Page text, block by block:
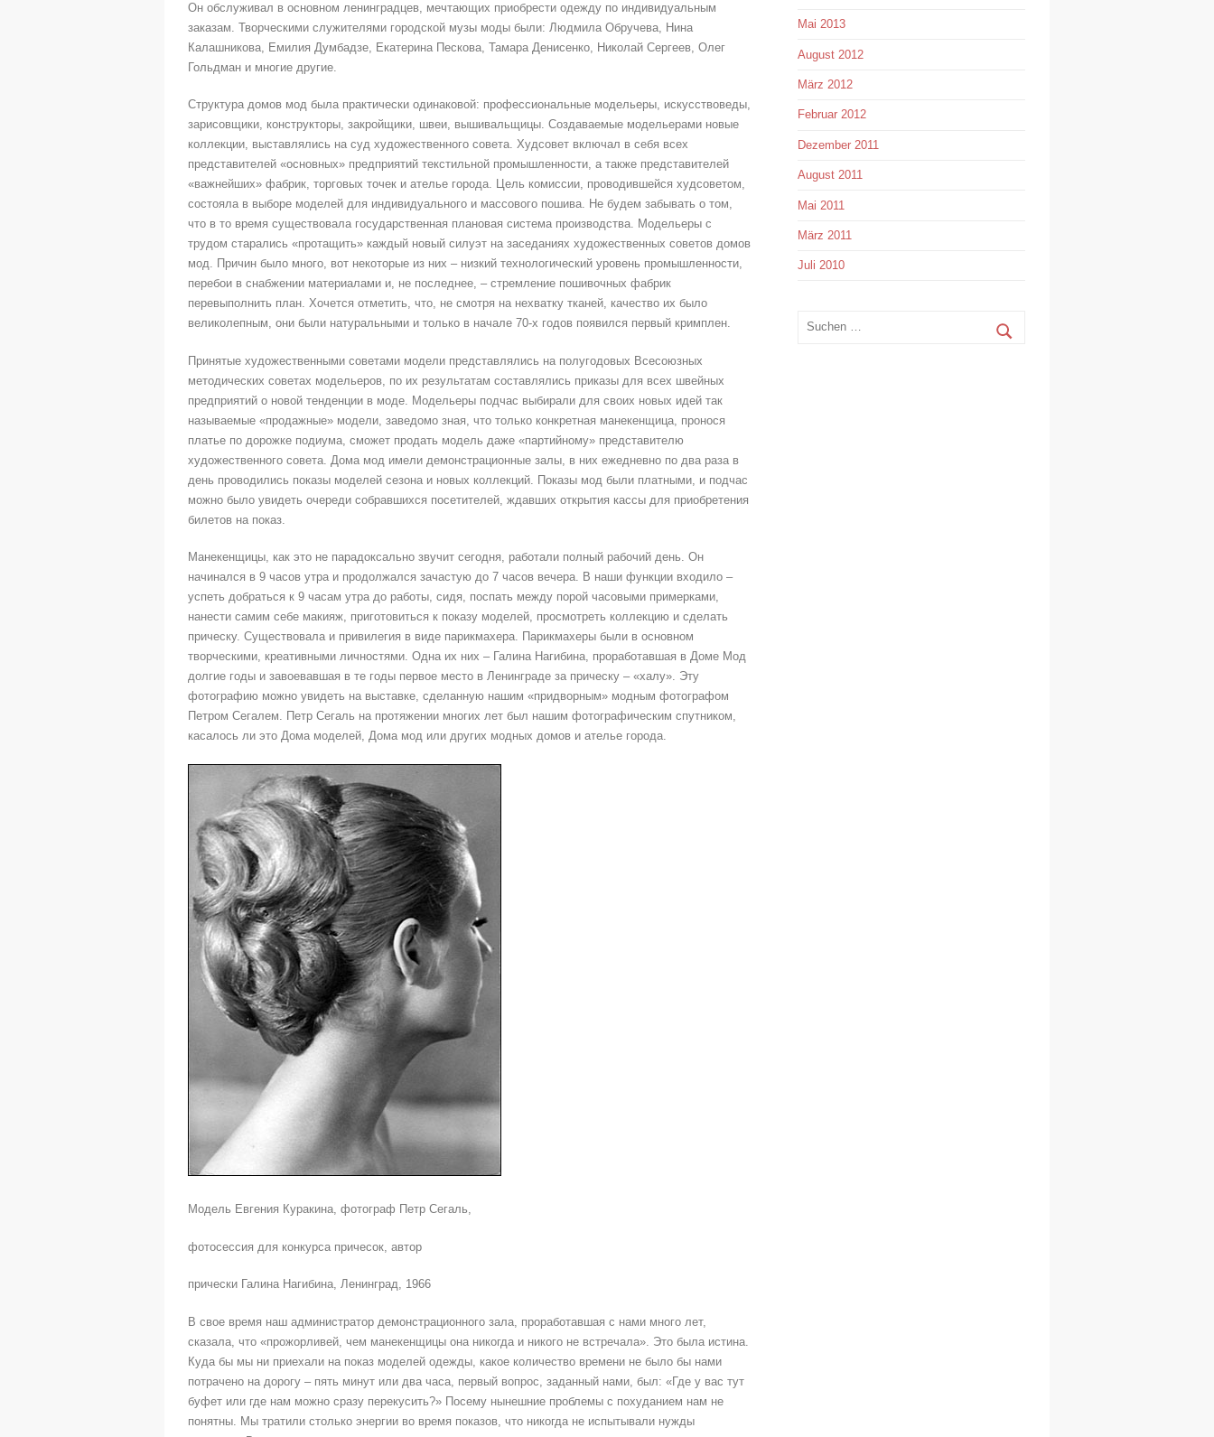
Он обслуживал в основном ленинградцев, мечтающих приобрести одежду по индивидуальным
заказам. Творческими служителями городской музы моды были: Людмила Обручева, Нина
Калашникова, Емилия Думбадзе, Екатерина Пескова, Тамара Денисенко, Николай Сергеев, Олег
Гольдман и многие другие.
Структура домов мод была практически одинаковой: профессиональные модельеры, искусствоведы,
зарисовщики, конструкторы, закройщики, швеи, вышивальщицы. Создаваемые модельерами новые
коллекции, выставлялись на суд художественного совета. Худсовет включал в себя всех
представителей «основных» предприятий текстильной промышленности, а также представителей
«важнейших» фабрик, торговых точек и ателье города. Цель комиссии, проводившейся худсоветом,
состояла в выборе моделей для индивидуального и массового пошива. Не будем забывать о том,
что в то время существовала государственная плановая система производства. Модельеры с
трудом старались «протащить» каждый новый силуэт на заседаниях художественных советов домов
мод. Причин было много, вот некоторые из них – низкий технологический уровень промышленности,
перебои в снабжении материалами и, не последнее, – стремление пошивочных фабрик
перевыполнить план. Хочется отметить, что, не смотря на нехватку тканей, качество их было
великолепным, они были натуральными и только в начале 70-х годов появился первый кримплен.
Принятые художественными советами модели представлялись на полугодовых Всесоюзных
методических советах модельеров, по их результатам составлялись приказы для всех швейных
предприятий о новой тенденции в моде. Модельеры подчас выбирали для своих новых идей так
называемые «продажные» модели, заведомо зная, что только конкретная манекенщица, пронося
платье по дорожке подиума, сможет продать модель даже «партийному» представителю
художественного совета. Дома мод имели демонстрационные залы, в них ежедневно по два раза в
день проводились показы моделей сезона и новых коллекций. Показы мод были платными, и подчас
можно было увидеть очереди собравшихся посетителей, ждавших открытия кассы для приобретения
билетов на показ.
Манекенщицы, как это не парадоксально звучит сегодня, работали полный рабочий день. Он
начинался в 9 часов утра и продолжался зачастую до 7 часов вечера. В наши функции входило –
успеть добраться к 9 часам утра до работы, сидя, поспать между порой часовыми примерками,
нанести самим себе макияж, приготовиться к показу моделей, просмотреть коллекцию и сделать
прическу. Существовала и привилегия в виде парикмахера. Парикмахеры были в основном
творческими, креативными личностями. Одна их них – Галина Нагибина, проработавшая в Доме Мод
долгие годы и завоевавшая в те годы первое место в Ленинграде за прическу – «халу». Эту
фотографию можно увидеть на выставке, сделанную нашим «придворным» модным фотографом
Петром Сегалем. Петр Сегаль на протяжении многих лет был нашим фотографическим спутником,
касалось ли это Дома моделей, Дома мод или других модных домов и ателье города.
Модель Евгения Куракина, фотограф Петр Сегаль,
фотосессия для конкурса причесок, автор
прически Галина Нагибина, Ленинград, 1966
В свое время наш администратор демонстрационного зала, проработавшая с нами много лет,
сказала, что «прожорливей, чем манекенщицы она никогда и никого не встречала». Это была истина.
Куда бы мы ни приехали на показ моделей одежды, какое количество времени не было бы нами
потрачено на дорогу – пять минут или два часа, первый вопрос, заданный нами, был: «Где у вас тут
буфет или где нам можно сразу перекусить?» Посему нынешние проблемы с похуданием нам не
понятны. Мы тратили столько энергии во время показов, что никогда не испытывали нужды
Mai 2013
August 2012
März 2012
Februar 2012
Dezember 2011
August 2011
Mai 2011
März 2011
Juli 2010